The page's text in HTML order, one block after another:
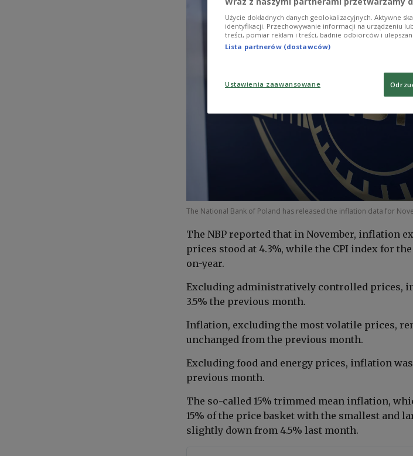
The National Bank of Poland has released the inflation data for
The NBP reported that in November, inflation
prices stood at 4.3%, while the CPI index for
on-year.
Excluding administratively controlled prices,
3.5% the previous month.
Inflation, excluding the most volatile prices,
unchanged from the previous month.
Excluding food and energy prices, inflation
previous month.
The so-called 15% trimmed mean inflation,
15% of the price basket with the smallest and
slightly down from 4.5% last month.
Użycie dokładnych danych geolokalizacyjnych. Aktywne
identyfikacji. Przechowywanie informacji na urządzeniu
treści, pomiar reklam i treści, badnie odbiorców i
Lista partnerów (dostawców)
Ustawienia zaawansowane